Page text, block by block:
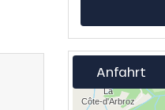
Anfahrt